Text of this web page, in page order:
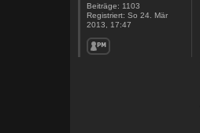
Beiträge: 1103
Registriert: So 24. Mär
2013, 17:47